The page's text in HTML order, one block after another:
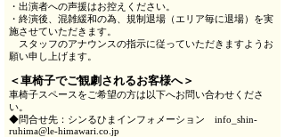
・出演者への声援はお控えください。
・終演後、混雑緩和の為、規制退場（エリア毎に退場）を実
施させていただきます。
スタッフのアナウンスの指示に従っていただきますようお
願い申し上げます。
＜車椅子でご観劇されるお客様へ＞
車椅子スペースをご希望の方は以下へお問い合わせくださ
い。
◆問合せ先：シンるひまインフォメーション info_shin-
ruhima@le-himawari.co.jp